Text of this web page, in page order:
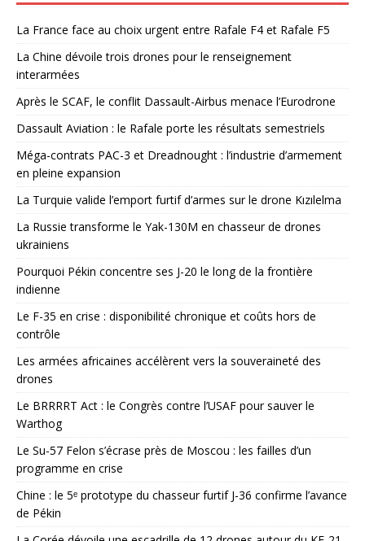
La France face au choix urgent entre Rafale F4 et Rafale F5
La Chine dévoile trois drones pour le renseignement
interarmées
Après le SCAF, le conflit Dassault-Airbus menace l’Eurodrone
Dassault Aviation : le Rafale porte les résultats semestriels
Méga-contrats PAC-3 et Dreadnought : l’industrie d’armement
en pleine expansion
La Turquie valide l’emport furtif d’armes sur le drone Kızılelma
La Russie transforme le Yak-130M en chasseur de drones
ukrainiens
Pourquoi Pékin concentre ses J-20 le long de la frontière
indienne
Le F-35 en crise : disponibilité chronique et coûts hors de
contrôle
Les armées africaines accélèrent vers la souveraineté des
drones
Le BRRRRT Act : le Congrès contre l’USAF pour sauver le
Warthog
Le Su-57 Felon s’écrase près de Moscou : les failles d’un
programme en crise
Chine : le 5ᵉ prototype du chasseur furtif J-36 confirme l’avance
de Pékin